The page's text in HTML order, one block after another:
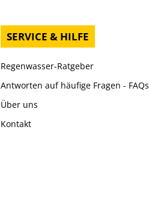
SERVICE & HILFE
Regenwasser-Ratgeber
Antworten auf häufige Fragen - FAQs
Über uns
Kontakt